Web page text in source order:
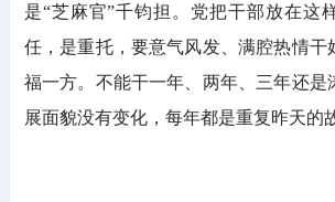
是“芝麻官”千钧担。党把干部放在这
任，是重托，要意气风发、满腔热情干
福一方。不能干一年、两年、三年还是
展面貌没有变化，每年都是重复昨天的